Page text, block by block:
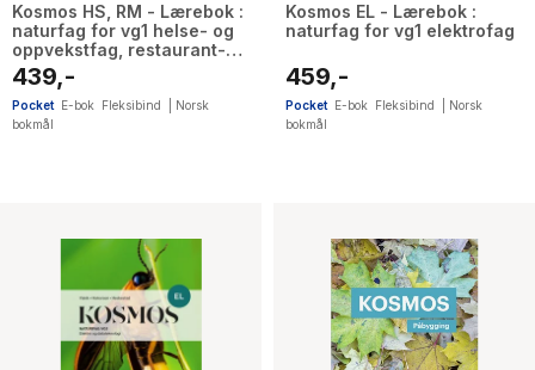
Kosmos HS, RM - Lærebok :
naturfag for vg1 helse- og
oppvekstfag, restaurant-
og matfag
439,-
Pocket E-bok Fleksibind
Norsk
bokmål
Kosmos EL - Lærebok :
naturfag for vg1 elektrofag
459,-
Pocket E-bok Fleksibind
Norsk
bokmål